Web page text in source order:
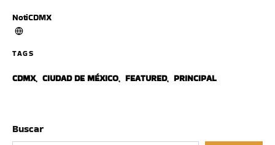
NotiCDMX
TAGS
CDMX, CIUDAD DE MÉXICO, FEATURED, PRINCIPAL
Buscar